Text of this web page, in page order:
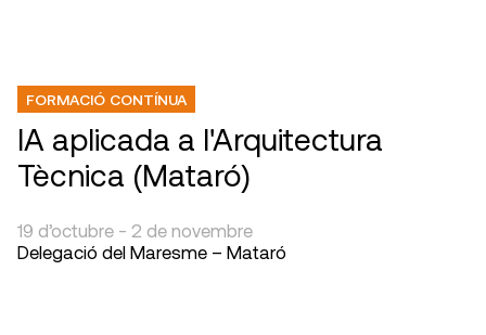
FORMACIÓ CONTÍNUA
IA aplicada a l'Arquitectura
Tècnica (Mataró)
19 d’octubre - 2 de novembre
Delegació del Maresme – Mataró